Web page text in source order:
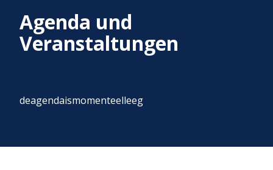
Agenda und
Veranstaltungen
deagendaismomenteelleeg